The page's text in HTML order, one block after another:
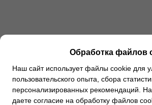
Обработка файлов
Наш сайт использует файлы cookie для
пользовательского опыта, сбора
персонализированных рекомендаций.
даете согласие на обработку файлов